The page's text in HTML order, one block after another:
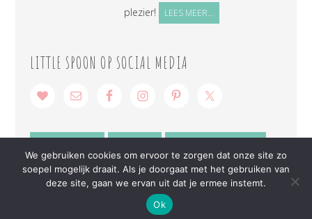
plezier!
LEES MEER...
LITTLE SPOON OP SOCIAL MEDIA
COPYRIGHT © 2026 · LITTLE SPOON
We gebruiken cookies om ervoor te zorgen dat onze site zo
soepel mogelijk draait. Als je doorgaat met het gebruiken van
deze site, gaan we ervan uit dat je ermee instemt.
Ok